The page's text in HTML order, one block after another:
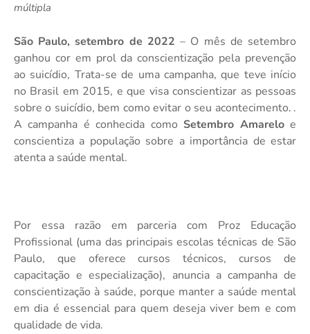
múltipla
São Paulo, setembro de 2022 – O mês de setembro
ganhou cor em prol da conscientização pela prevenção
ao suicídio, Trata-se de uma campanha, que teve início
no Brasil em 2015, e que visa conscientizar as pessoas
sobre o suicídio, bem como evitar o seu acontecimento..
A campanha é conhecida como Setembro Amareloe
conscientiza a população sobre a importância de estar
atenta a saúde mental.
Por essa razão em parceria com Proz Educação
Profissional (uma das principais escolas técnicas de São
Paulo, que oferece cursos técnicos, cursos de
capacitação e especialização), anuncia a campanha de
conscientização à saúde, porque manter a saúde mental
em dia é essencial para quem deseja viver bem e com
qualidade de vida.